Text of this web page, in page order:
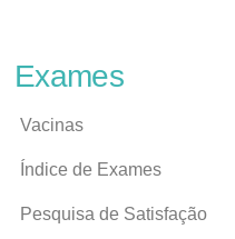
Exames
Vacinas
Índice de Exames
Pesquisa de Satisfação